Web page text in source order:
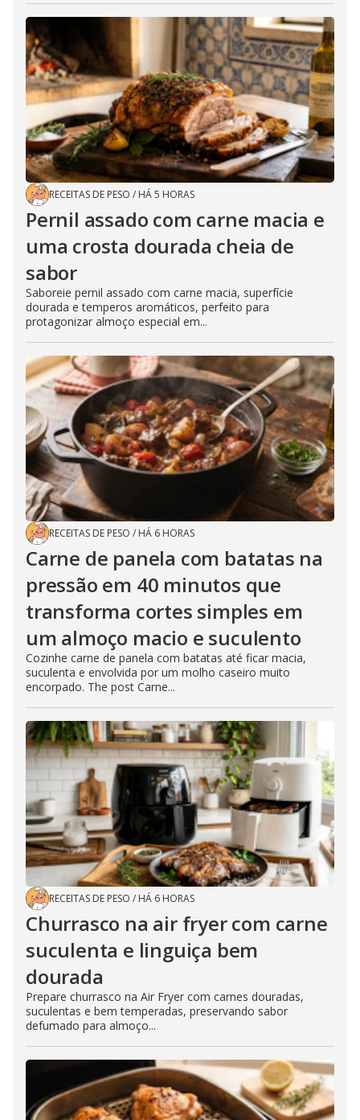
RECEITAS DE PESO / HÁ 5 HORAS
Pernil assado com carne macia e
uma crosta dourada cheia de
sabor
Saboreie pernil assado com carne macia, superfície
dourada e temperos aromáticos, perfeito para
protagonizar almoço especial em...
RECEITAS DE PESO / HÁ 6 HORAS
Carne de panela com batatas na
pressão em 40 minutos que
transforma cortes simples em
um almoço macio e suculento
Cozinhe carne de panela com batatas até ficar macia,
suculenta e envolvida por um molho caseiro muito
encorpado. The post Carne...
RECEITAS DE PESO / HÁ 6 HORAS
Churrasco na air fryer com carne
suculenta e linguiça bem
dourada
Prepare churrasco na Air Fryer com carnes douradas,
suculentas e bem temperadas, preservando sabor
defumado para almoço...